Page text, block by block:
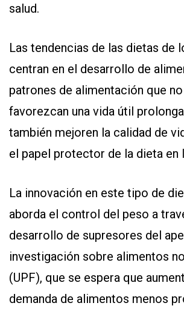
salud.
Las tendencias de las dietas de
centran en el desarrollo de
patrones de alimentación que
favorezcan una vida útil
también mejoren la calidad de
el papel protector de la dieta en
La innovación en este tipo de
aborda el control del peso a
desarrollo de supresores del
investigación sobre alimentos
(UPF), que se espera que
demanda de alimentos menos